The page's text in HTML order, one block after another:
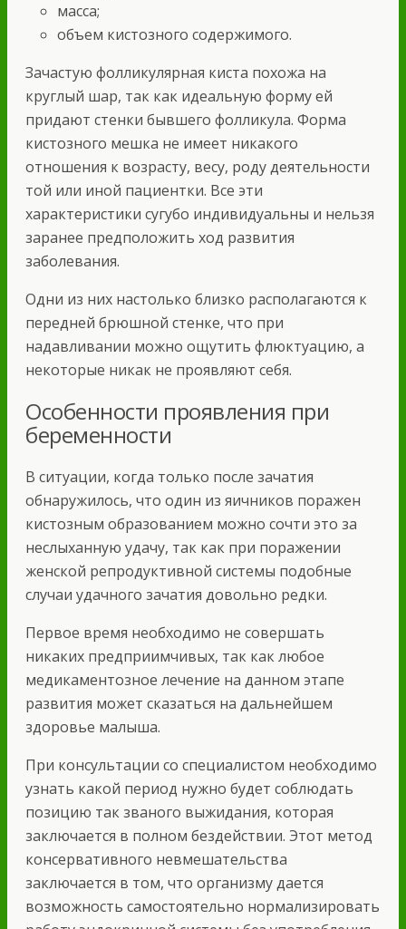
масса;
объем кистозного содержимого.
Зачастую фолликулярная киста похожа на
круглый шар, так как идеальную форму ей
придают стенки бывшего фолликула. Форма
кистозного мешка не имеет никакого
отношения к возрасту, весу, роду деятельности
той или иной пациентки. Все эти
характеристики сугубо индивидуальны и нельзя
заранее предположить ход развития
заболевания.
Одни из них настолько близко располагаются к
передней брюшной стенке, что при
надавливании можно ощутить флюктуацию, а
некоторые никак не проявляют себя.
Особенности проявления при
беременности
В ситуации, когда только после зачатия
обнаружилось, что один из яичников поражен
кистозным образованием можно сочти это за
неслыханную удачу, так как при поражении
женской репродуктивной системы подобные
случаи удачного зачатия довольно редки.
Первое время необходимо не совершать
никаких предприимчивых, так как любое
медикаментозное лечение на данном этапе
развития может сказаться на дальнейшем
здоровье малыша.
При консультации со специалистом необходимо
узнать какой период нужно будет соблюдать
позицию так званого выжидания, которая
заключается в полном бездействии. Этот метод
консервативного невмешательства
заключается в том, что организму дается
возможность самостоятельно нормализировать